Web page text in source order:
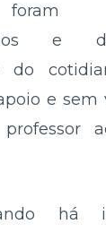
e
do
e sem
há